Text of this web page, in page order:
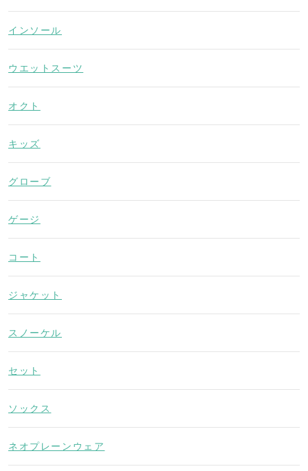
インソール
ウエットスーツ
オクト
キッズ
グローブ
ゲージ
コート
ジャケット
スノーケル
セット
ソックス
ネオプレーンウェア